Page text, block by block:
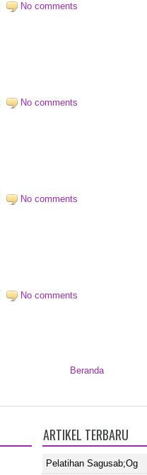
No comments
No comments
No comments
No comments
Beranda
ARTIKEL TERBARU
Pelatihan Sagusab;og